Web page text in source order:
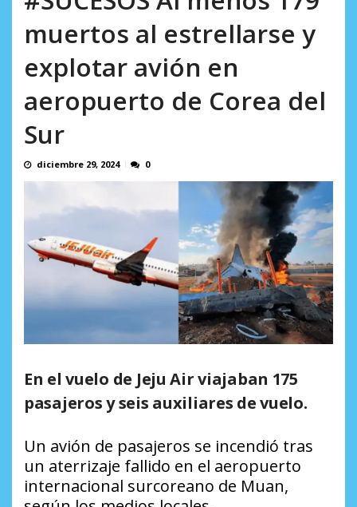
muertos al estrellarse y
explotar avión en
aeropuerto de Corea del
Sur
diciembre 29, 2024 0
En el vuelo de Jeju Air viajaban 175
pasajeros y seis auxiliares de vuelo.
Un avión de pasajeros se incendió tras
un aterrizaje fallido en el aeropuerto
internacional surcoreano de Muan,